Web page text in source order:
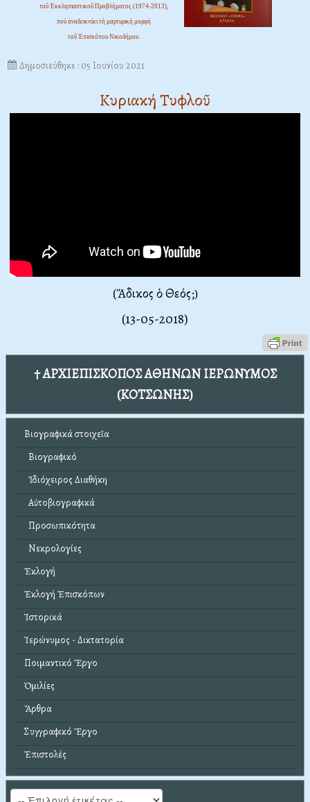
τοῦ Ἐκκλησιαστικοῦ Προβλήματος (1974-2013),
πού ἀναδεικνύει τή μαρτυρική μορφή
τοῦ Ἐπισκόπου Νικοδήμου.
Δημοσιεύθηκε : 05 Ιουνίου 2021
Κυριακή Τυφλοῦ
(Ἄδικος ὁ Θεός;)
(13-05-2018)
† ΑΡΧΙΕΠΙΣΚΟΠΟΣ ΑΘΗΝΩΝ ΙΕΡΩΝΥΜΟΣ
(ΚΟΤΣΩΝΗΣ)
Βιογραφικά στοιχεῖα
Βιογραφικό
Ἰδιόχειρος Διαθήκη
Αὐτοβιογραφικά
Προσωπικότητα
Νεκρολογίες
Ἐκλογή
Ἐκλογή Ἐπισκόπων
Ἱστορικά
Ἱερώνυμος - Δικτατορία
Ποιμαντικό Ἔργο
Ὁμιλίες
Ἄρθρα
Συγγραφικό Ἔργο
Ἐπιστολές